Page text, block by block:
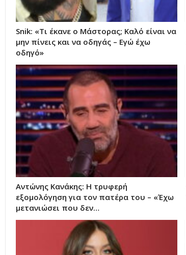
Snik: «Τι έκανε ο Μάστορας; Καλό είναι να
μην πίνεις και να οδηγάς – Εγώ έχω
οδηγό»
Αντώνης Κανάκης: Η τρυφερή
εξομολόγηση για τον πατέρα του – «Έχω
μετανιώσει που δεν…